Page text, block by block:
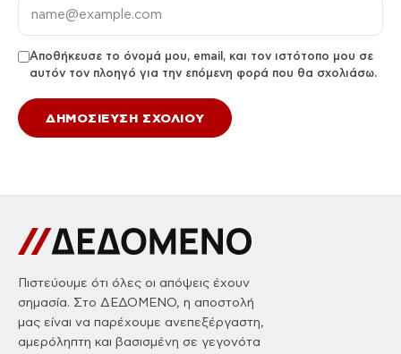
Αποθήκευσε το όνομά μου, email, και τον ιστότοπο μου σε
αυτόν τον πλοηγό για την επόμενη φορά που θα σχολιάσω.
Πιστεύουμε ότι όλες οι απόψεις έχουν
σημασία. Στο ΔΕΔΟΜΕΝΟ, η αποστολή
μας είναι να παρέχουμε ανεπεξέργαστη,
αμερόληπτη και βασισμένη σε γεγονότα